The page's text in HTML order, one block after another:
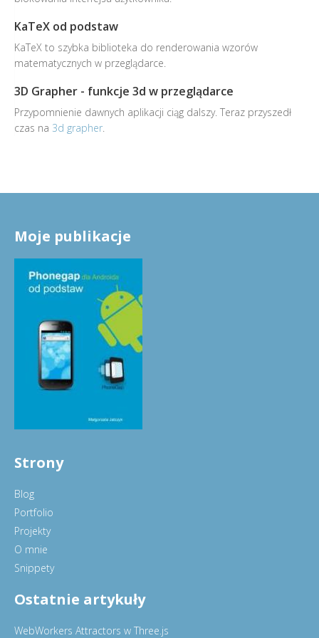
KaTeX od podstaw
KaTeX to szybka biblioteka do renderowania wzorów
matematycznych w przeglądarce.
3D Grapher - funkcje 3d w przeglądarce
Przypomnienie dawnych aplikacji ciąg dalszy. Teraz przyszedł
czas na 3d grapher.
Moje publikacje
Strony
Blog
Portfolio
Projekty
O mnie
Snippety
Ostatnie artykuły
WebWorkers Attractors w Three.js